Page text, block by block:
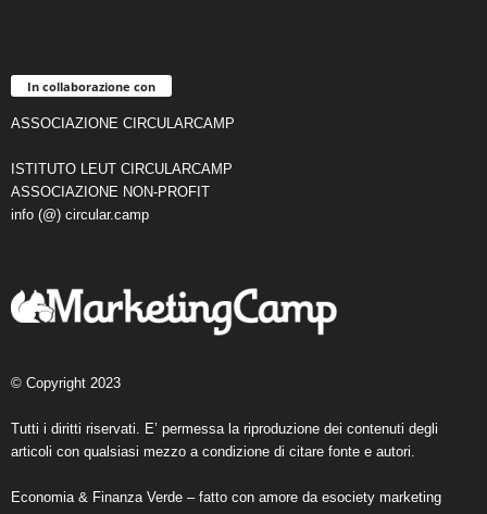
In collaborazione con
ASSOCIAZIONE CIRCULARCAMP
ISTITUTO LEUT CIRCULARCAMP
ASSOCIAZIONE NON-PROFIT
info (@) circular.camp
© Copyright 2023
Tutti i diritti riservati. E’ permessa la riproduzione dei contenuti degli
articoli con qualsiasi mezzo a condizione di citare fonte e autori.
Economia & Finanza Verde – fatto con amore da esociety marketing